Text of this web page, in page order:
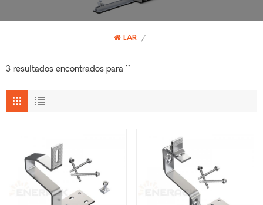
LAR /
3 resultados encontrados para ""